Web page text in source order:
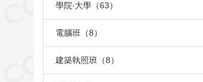
學院‧大學（63）
電腦班（8）
建築執照班（8）